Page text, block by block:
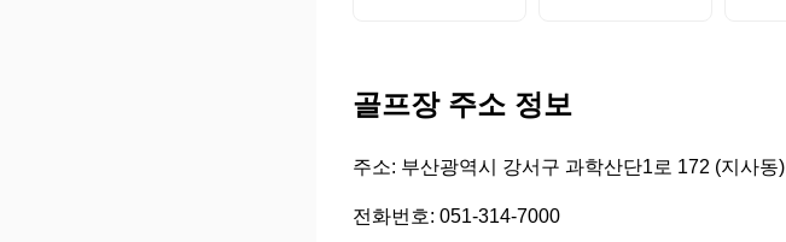
골프장 주소 정보
주소: 부산광역시 강서구 과학산단1로 172 (지사동)
전화번호: 051-314-7000